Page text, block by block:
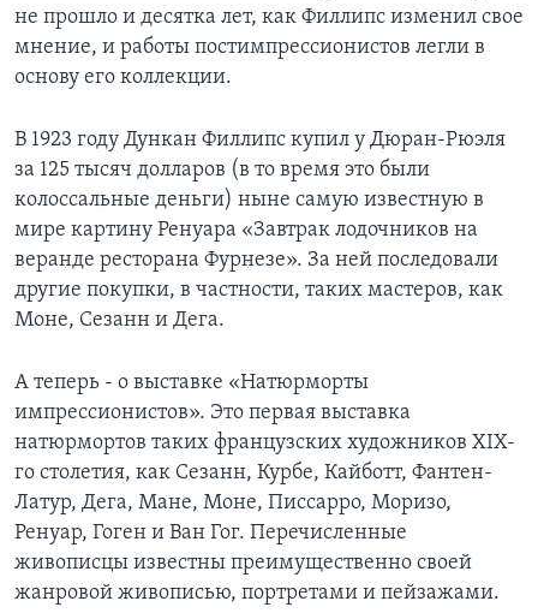
не прошло и десятка лет, как Филлипс изменил свое
мнение, и работы постимпрессионистов легли в
основу его коллекции.
В 1923 году Дункан Филлипс купил у Дюран-Рюэля
за 125 тысяч долларов (в то время это были
колоссальные деньги) ныне самую известную в
мире картину Ренуара «Завтрак лодочников на
веранде ресторана Фурнезе». За ней последовали
другие покупки, в частности, таких мастеров, как
Моне, Сезанн и Дега.
А теперь - о выставке «Натюрморты
импрессионистов». Это первая выставка
натюрмортов таких французских художников XIX-
го столетия, как Сезанн, Курбе, Кайботт, Фантен-
Латур, Дега, Мане, Моне, Писсарро, Моризо,
Ренуар, Гоген и Ван Гог. Перечисленные
живописцы известны преимущественно своей
жанровой живописью, портретами и пейзажами.